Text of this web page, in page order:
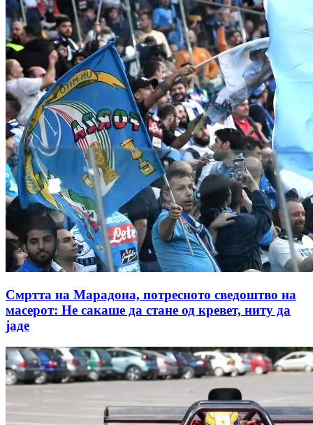
Смртта на Марадона, потресното сведоштво на
масерот: Не сакаше да стане од кревет, ниту да
јаде